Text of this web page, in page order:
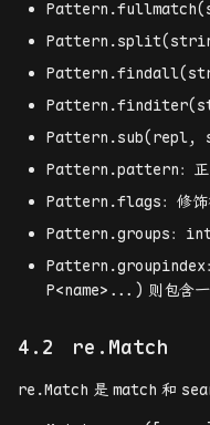
Pattern.sub(repl,
Pattern.pattern：正
Pattern.flags：修饰
Pattern.groups：
Pattern.groupindex
P<name>...) 则包含
re.Match
re.Match 是 match 和